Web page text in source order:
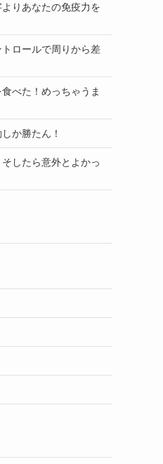
りあなたの免疫力を
ロールで周りから差
べた！めっちゃうま
か勝たん！
したら意外とよかっ